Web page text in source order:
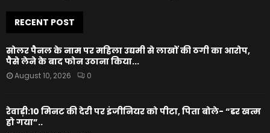
RECENT POST
सोलर पैनल के नाम पर महिला उद्यमी से लाखों की ठगी का आरोप,
पैसे लेने के बाद फोन उठाना किया...
August 10, 2026 0
रेवाड़ी:10 मिनट की देरी पर इंजीनियर को पीटा, पिता बोले- “डर खत्म
हो गया”..